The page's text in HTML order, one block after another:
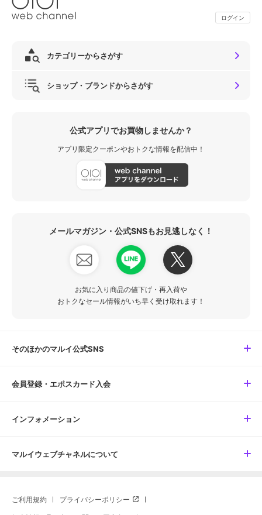
ログイン
カテゴリーからさがす
ショップ・ブランドからさがす
公式アプリでお買物しませんか？
アプリ限定クーポンやおトクな情報を配信中！
メールマガジン・公式SNSもお見逃しなく！
お気に入り商品の値下げ・再入荷や
おトクなセール情報がいち早く受け取れます！
そのほかのマルイ公式SNS
会員登録・エポスカード入会
インフォメーション
マルイウェブチャネルについて
ご利用規約 プライバシーポリシー